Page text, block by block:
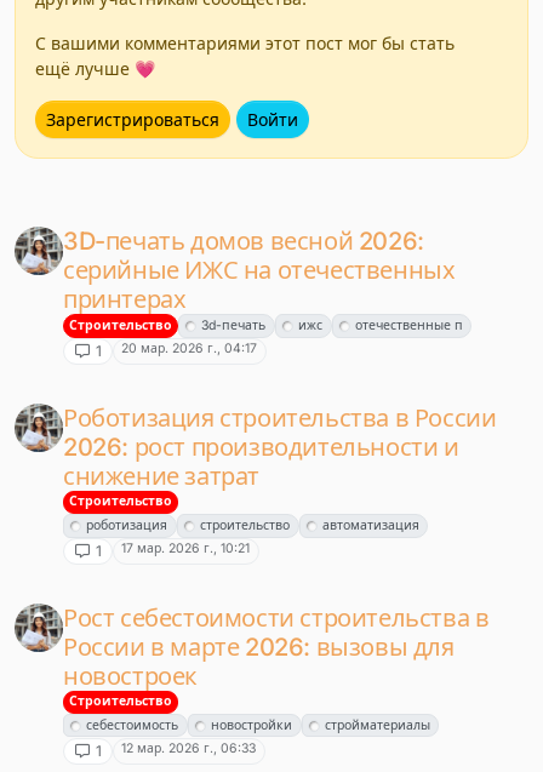
С вашими комментариями этот пост мог бы стать
ещё лучше 💗
Зарегистрироваться Войти
3D-печать домов весной 2026:
серийные ИЖС на отечественных
принтерах
Строительство 3d-печать ижс отечественные п
1 20 мар. 2026 г., 04:17
Роботизация строительства в России
2026: рост производительности и
снижение затрат
Строительство
роботизация
строительство автоматизация
1 17 мар. 2026 г., 10:21
Рост себестоимости строительства в
России в марте 2026: вызовы для
новостроек
Строительство
себестоимость
новостройки стройматериалы
1 12 мар. 2026 г., 06:33